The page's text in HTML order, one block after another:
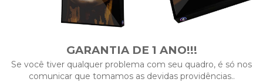
GARANTIA DE 1 ANO!!!
Se você tiver qualquer problema com seu quadro, é só nos
comunicar que tomamos as devidas providências..